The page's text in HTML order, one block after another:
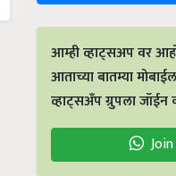
आम्ही व्हाट्सअप वर
आताच्या बातम्या
व्हाट्सअँप ग्रुपला